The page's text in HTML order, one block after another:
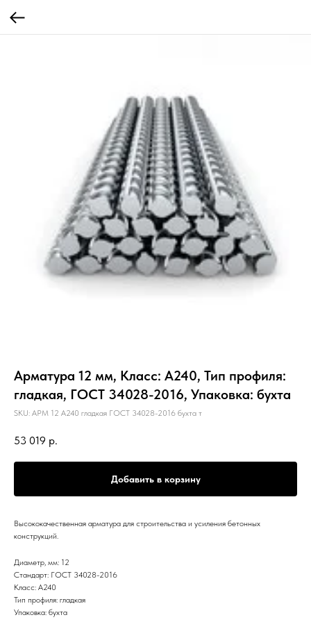
Арматура 12 мм, Класс: А240, Тип профиля:
гладкая, ГОСТ 34028-2016, Упаковка: бухта
SKU: АРМ 12 А240 гладкая ГОСТ 34028-2016 бухта т
53 019 р.
Добавить в корзину
Высококачественная арматура для строительства и усиления бетонных
конструкций.
Диаметр, мм: 12
Стандарт: ГОСТ 34028-2016
Класс: А240
Тип профиля: гладкая
Упаковка: бухта